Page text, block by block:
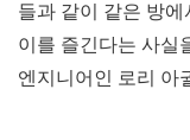
들과 같이 같은 방에
이를 즐긴다는 사실
엔지니어인 로리 아